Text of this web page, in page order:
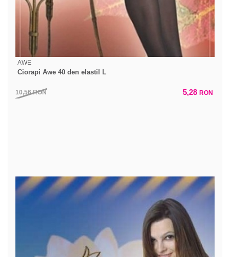
AWE
Ciorapi Awe 40 den elastil L
10,56RON 5,28 RON